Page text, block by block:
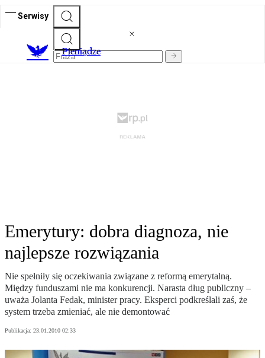
Serwisy
Pieniądze
Emerytury: dobra diagnoza, nie
najlepsze rozwiązania
Nie spełniły się oczekiwania związane z reformą emerytalną.
Między funduszami nie ma konkurencji. Narasta dług publiczny –
uważa Jolanta Fedak, minister pracy. Eksperci podkreślali zaś, że
system trzeba zmieniać, ale nie demontować
Publikacja: 23.01.2010 02:33